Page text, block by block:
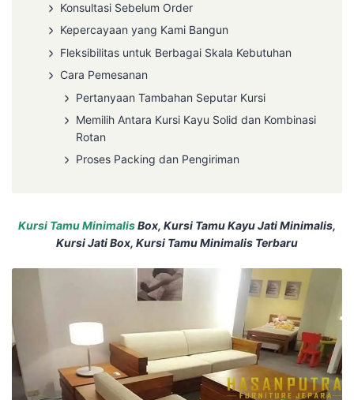
Konsultasi Sebelum Order
Kepercayaan yang Kami Bangun
Fleksibilitas untuk Berbagai Skala Kebutuhan
Cara Pemesanan
Pertanyaan Tambahan Seputar Kursi
Memilih Antara Kursi Kayu Solid dan Kombinasi
Rotan
Proses Packing dan Pengiriman
Kursi Tamu MinimalisBox, Kursi Tamu Kayu Jati Minimalis,
Kursi Jati Box, Kursi Tamu Minimalis Terbaru